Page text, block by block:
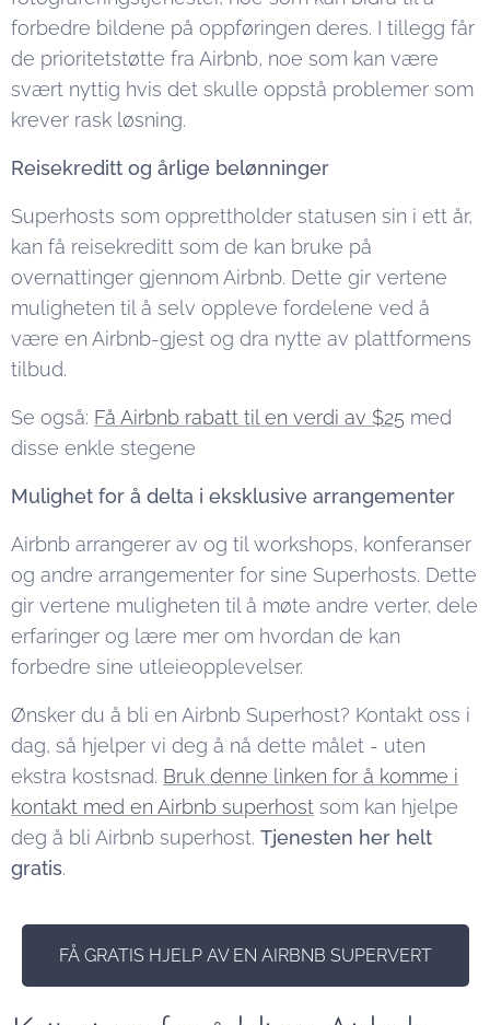
forbedre bildene på oppføringen deres. I tillegg får
de prioritetstøtte fra Airbnb, noe som kan være
svært nyttig hvis det skulle oppstå problemer som
krever rask løsning.
Reisekreditt og årlige belønninger
Superhosts som opprettholder statusen sin i ett år,
kan få reisekreditt som de kan bruke på
overnattinger gjennom Airbnb. Dette gir vertene
muligheten til å selv oppleve fordelene ved å
være en Airbnb-gjest og dra nytte av plattformens
tilbud.
Se også: Få Airbnb rabatt til en verdi av $25 med
disse enkle stegene
Mulighet for å delta i eksklusive arrangementer
Airbnb arrangerer av og til workshops, konferanser
og andre arrangementer for sine Superhosts. Dette
gir vertene muligheten til å møte andre verter, dele
erfaringer og lære mer om hvordan de kan
forbedre sine utleieopplevelser.
Ønsker du å bli en Airbnb Superhost? Kontakt oss i
dag, så hjelper vi deg å nå dette målet - uten
ekstra kostsnad. Bruk denne linken for å komme i
kontakt med en Airbnb superhost som kan hjelpe
deg å bli Airbnb superhost. Tjenesten her helt
gratis.
FÅ GRATIS HJELP AV EN AIRBNB SUPERVERT